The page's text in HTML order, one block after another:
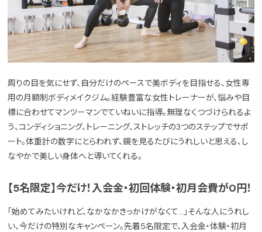
周りの目を気にせず、自分だけのペースで美ボディを目指せる、女性専
用の月額制ボディメイクジム。経験豊富な女性トレーナーが、悩みや目
標に合わせてマンツーマンでていねいに指導。無理なくつづけられるよ
う、コンディショニング、トレーニング、ストレッチの3つのステップでサポ
ート。体重計の数字にとらわれず、鏡を見るたびにうれしいと思える、し
なやかで美しい身体へと導いてくれる。
【5名限定】今だけ！入会金・初回体験・初月会費が0円！
「始めてみたいけれど、なかなかきっかけがなくて…」そんな人にうれし
い、今だけの特別なキャンペーン。先着5名限定で、入会金・体験・初月